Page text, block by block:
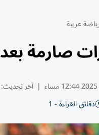
عربية
صارمة
| آخر تحديث:
دقائق القراءة - 1